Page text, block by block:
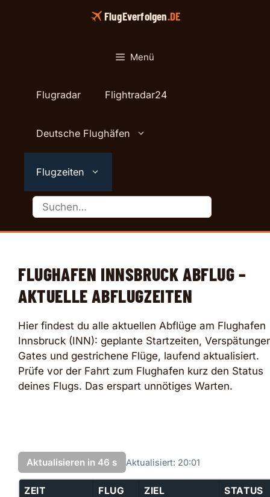
FlugEverfolgen.DE
Menü
Flugradar Flightradar24
Deutsche Flughäfen
Flugzeiten
FLUGHAFEN INNSBRUCK ABFLUG –
AKTUELLE ABFLUGZEITEN
Hier findest du alle aktuellen Abflüge am Flughafen
Innsbruck (INN): geplante Startzeiten,
Gates und gestrichene Flüge, laufend aktualisiert.
Prüfe vor der Fahrt zum Flughafen kurz den Status
deines Flugs. Das erspart unnötiges Warten.
Aktualisieren in 46 s Aktualisiert: 20:01
ZEIT FLUG ZIEL STATUS